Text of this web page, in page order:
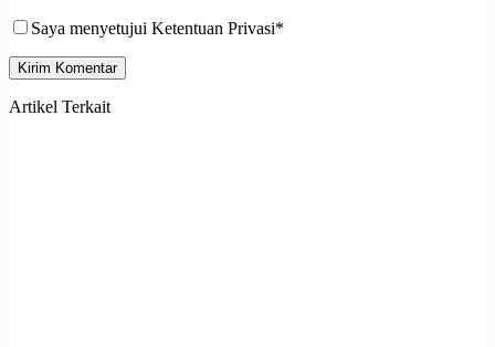
Saya menyetujui Ketentuan Privasi*
Kirim Komentar
Artikel Terkait